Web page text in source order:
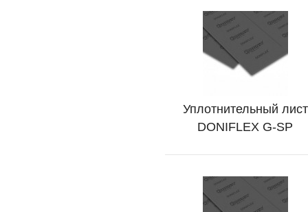
Подробно
Уплотнительный лист
DONIFLEX G-SP